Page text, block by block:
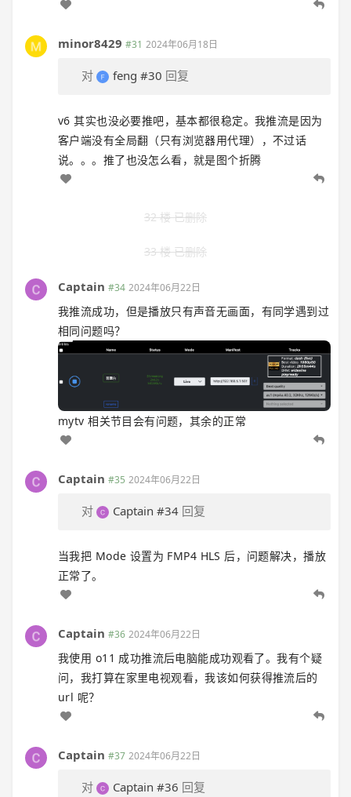
minor8429 #31 2024年06月18日
对 feng #30 回复
v6 其实也没必要推吧，基本都很稳定。我推流是因为
客户端没有全局翻（只有浏览器用代理），不过话
说。。。推了也没怎么看，就是图个折腾
32 楼 已删除
33 楼 已删除
Captain #34 2024年06月22日
我推流成功，但是播放只有声音无画面，有同学遇到过
相同问题吗？
mytv 相关节目会有问题，其余的正常
Captain #35 2024年06月22日
对 Captain #34 回复
当我把 Mode 设置为 FMP4 HLS 后，问题解决，播放
正常了。
Captain #36 2024年06月22日
我使用 o11 成功推流后电脑能成功观看了。我有个疑
问，我打算在家里电视观看，我该如何获得推流后的
url 呢？
Captain #37 2024年06月22日
对 Captain #36 回复